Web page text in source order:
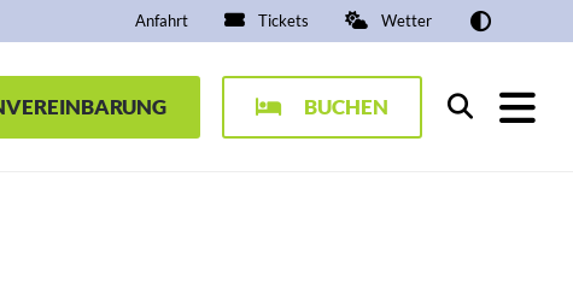
Anfahrt Tickets Wetter
BUCHEN Suchen